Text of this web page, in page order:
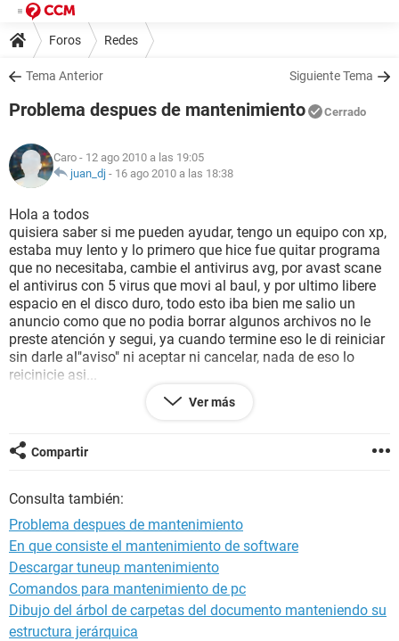
Foros Redes
Tema Anterior Siguiente Tema
Problema despues de mantenimiento Cerrado
Caro - 12 ago 2010 a las 19:05
juan_dj - 16 ago 2010 a las 18:38
Hola a todos
quisiera saber si me pueden ayudar, tengo un equipo con xp,
estaba muy lento y lo primero que hice fue quitar programa
que no necesitaba, cambie el antivirus avg, por avast scane
el antivirus con 5 virus que movi al baul, y por ultimo libere
espacio en el disco duro, todo esto iba bien me salio un
anuncio como que no podia borrar algunos archivos no le
preste atención y segui, ya cuando termine eso le di reiniciar
sin darle al"aviso" ni aceptar ni cancelar, nada de eso lo
reicinicie asi...
cuando volvio a empezar la interfaz era diferente, internet no
me sirve, y cuando quiero ver el admnistrador de
Quisiera si por favor alguien me podria ayudar ya que no
quiero formatear el equipo...Que puedo hacer???????
Ver más
Compartir
Consulta también:
Problema despues de mantenimiento
En que consiste el mantenimiento de software
Descargar tuneup mantenimiento
Comandos para mantenimiento de pc
Dibujo del árbol de carpetas del documento manteniendo su
estructura jerárquica